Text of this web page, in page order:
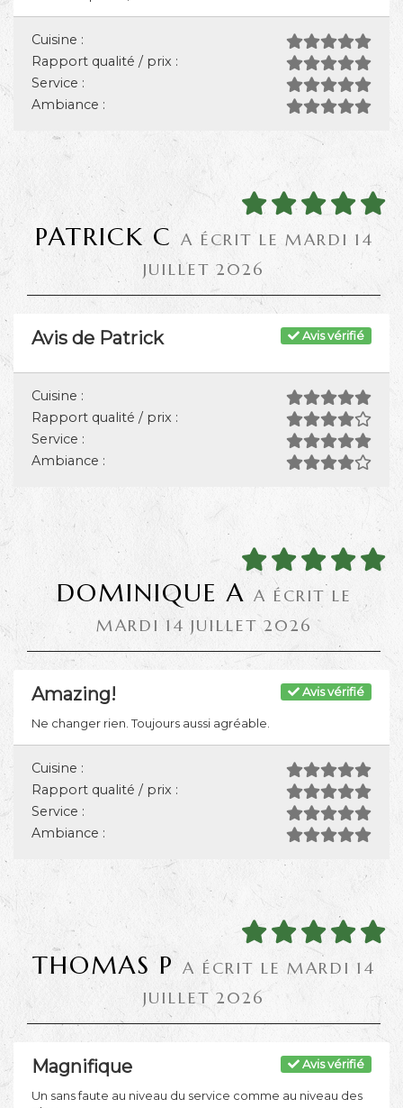
Cuisine :
Rapport qualité / prix :
Service :
Ambiance :
PATRICK C A ÉCRIT LE MARDI 14
JUILLET 2026
Avis vérifié
Avis de Patrick
Cuisine :
Rapport qualité / prix :
Service :
Ambiance :
DOMINIQUE A A ÉCRIT LE
MARDI 14 JUILLET 2026
Avis vérifié
Amazing!
Ne changer rien. Toujours aussi agréable.
Cuisine :
Rapport qualité / prix :
Service :
Ambiance :
THOMAS P A ÉCRIT LE MARDI 14
JUILLET 2026
Avis vérifié
Magnifique
Un sans faute au niveau du service comme au niveau des